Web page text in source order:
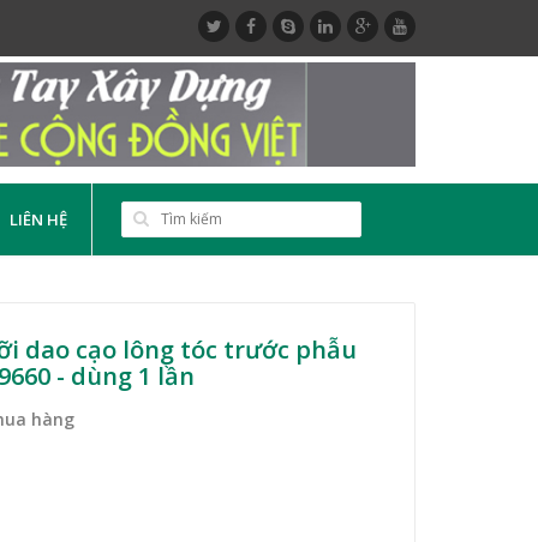
LIÊN HỆ
dao cạo lông tóc trước phẫu
- dùng 1 lần
hàng